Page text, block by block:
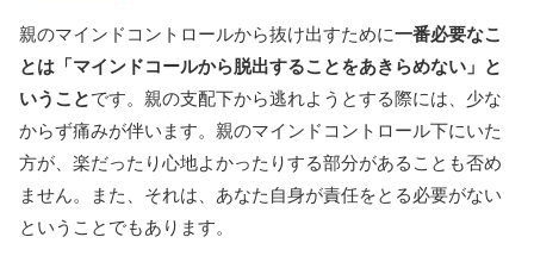
親のマインドコントロールから抜け出すために一番必要なこ
とは「マインドコールから脱出することをあきらめない」と
いうことです。親の支配下から逃れようとする際には、少な
からず痛みが伴います。親のマインドコントロール下にいた
方が、楽だったり心地よかったりする部分があることも否め
ません。また、それは、あなた自身が責任をとる必要がない
ということでもあります。